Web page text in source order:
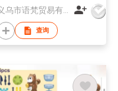
义乌市语梵贸易有限公司
查询